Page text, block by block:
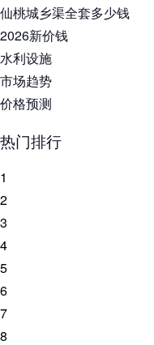
仙桃城乡渠全套多少钱
2026新价钱
水利设施
市场趋势
价格预测
热门排行
1
2
3
4
5
6
7
8